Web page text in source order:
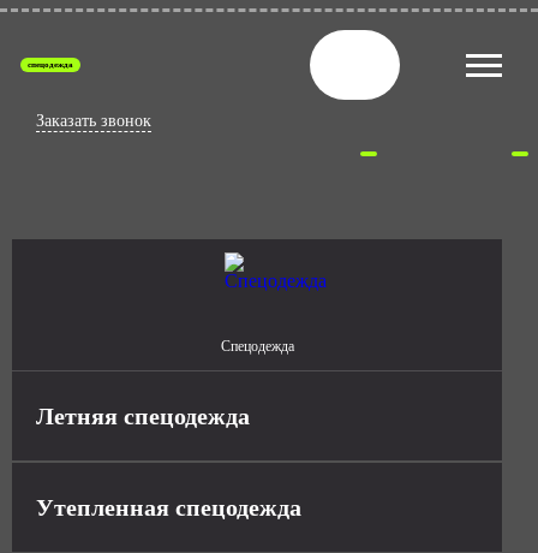
спецодежда
Заказать звонок
Спецодежда
Летняя спецодежда
Утепленная спецодежда